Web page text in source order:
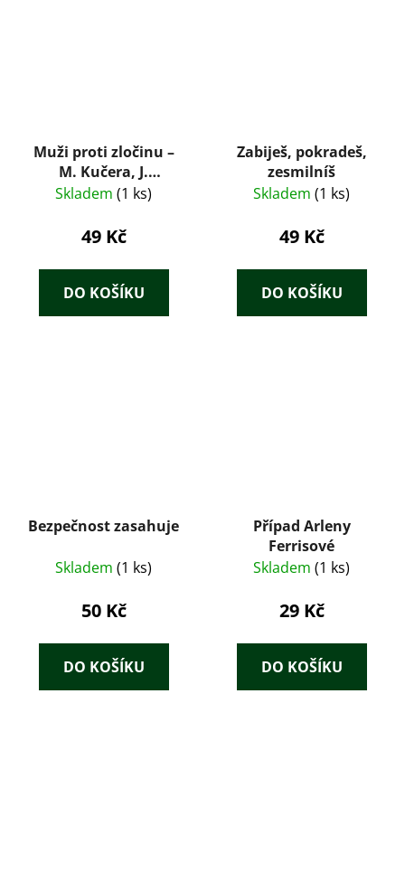
Muži proti zločinu –
M. Kučera, J.
Kratochvíl, J.
Skladem (1 ks)
49 Kč
DO KOŠÍKU
Zabiješ, pokradeš,
zesmilníš
Skladem (1 ks)
49 Kč
DO KOŠÍKU
Bezpečnost zasahuje
Skladem (1 ks)
50 Kč
DO KOŠÍKU
Případ Arleny
Ferrisové
Skladem (1 ks)
29 Kč
DO KOŠÍKU